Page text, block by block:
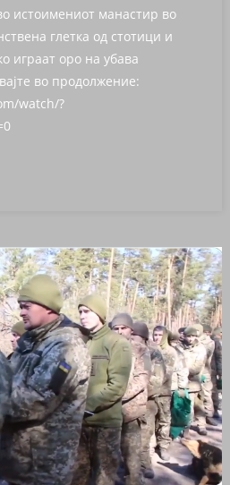
истоимениот манастир во
глетка од стотици и
играат оро на убава
во продолжение:
watch/?